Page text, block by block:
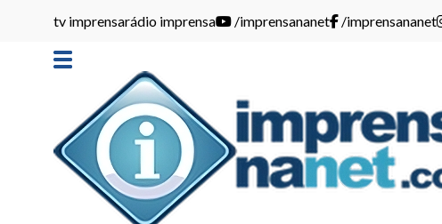
tv imprensarádio imprensa /imprensananet /imprensananet